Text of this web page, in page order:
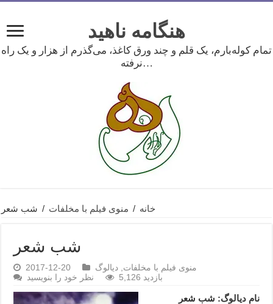
هنگامه ناهید
تمام کوله‌بارم، یک قلم و چند ورق کاغذ، می‌گذرم از هزار و یک راه
نرفته…
خانه / منوی فیلم با مخلفات / شب شعر
شب شعر
2017-12-20 منوی فیلم با مخلفات دیالوگ
نظر خود را بنویسید
5,126 بازدید
نام دیالوگ: شب شعر